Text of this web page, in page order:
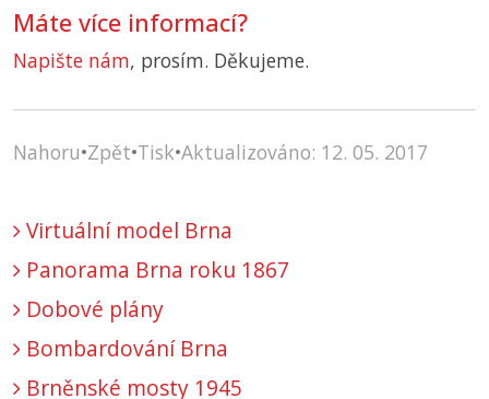
Máte více informací?
Napište nám, prosím. Děkujeme.
Nahoru•Zpět•Tisk•Aktualizováno: 12. 05. 2017
Virtuální model Brna
Panorama Brna roku 1867
Dobové plány
Bombardování Brna
Brněnské mosty 1945